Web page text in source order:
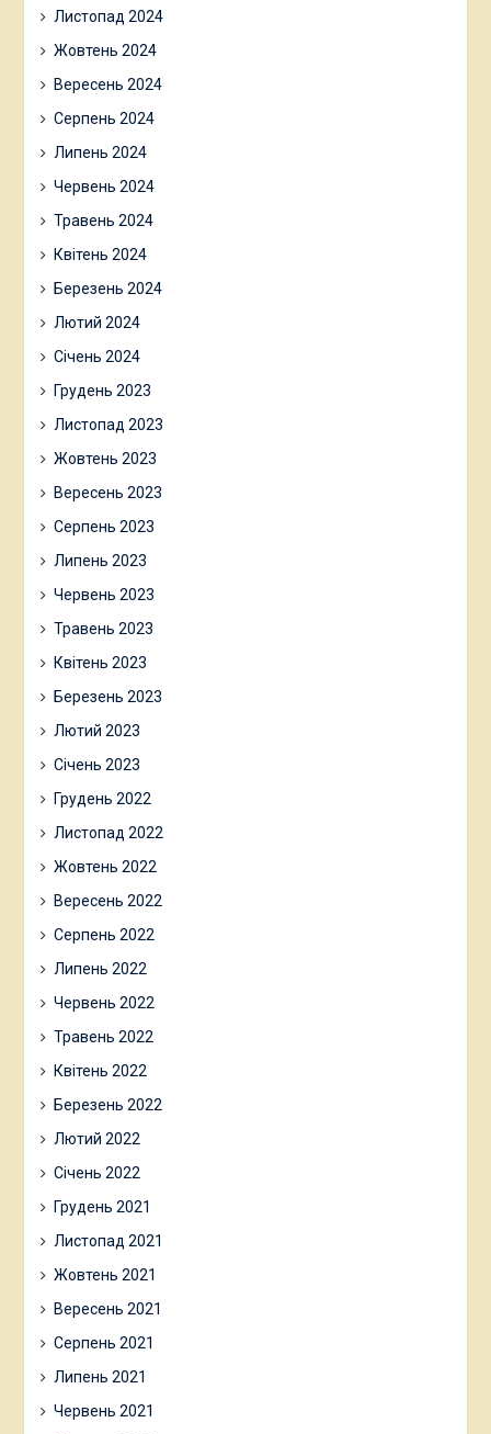
Листопад 2024
Жовтень 2024
Вересень 2024
Серпень 2024
Липень 2024
Червень 2024
Травень 2024
Квітень 2024
Березень 2024
Лютий 2024
Січень 2024
Грудень 2023
Листопад 2023
Жовтень 2023
Вересень 2023
Серпень 2023
Липень 2023
Червень 2023
Травень 2023
Квітень 2023
Березень 2023
Лютий 2023
Січень 2023
Грудень 2022
Листопад 2022
Жовтень 2022
Вересень 2022
Серпень 2022
Липень 2022
Червень 2022
Травень 2022
Квітень 2022
Березень 2022
Лютий 2022
Січень 2022
Грудень 2021
Листопад 2021
Жовтень 2021
Вересень 2021
Серпень 2021
Липень 2021
Червень 2021